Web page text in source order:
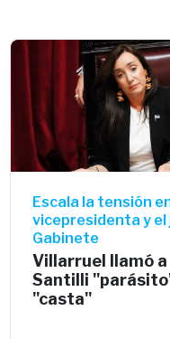
Escala la tensión
vicepresidenta y el
Gabinete
Villarruel llamó a
Santilli
"casta"